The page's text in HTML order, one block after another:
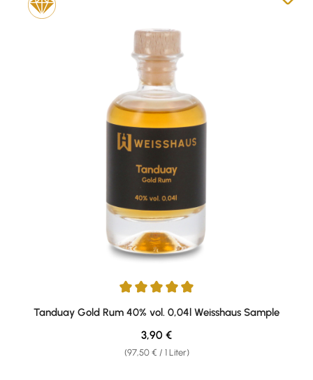
Durchschnittliche Bewertung von 5 von 5 Sternen
Tanduay Gold Rum 40% vol. 0,04l Weisshaus Sample
(97,50 € / 1 Liter)
Regulärer Preis:
3,90 €